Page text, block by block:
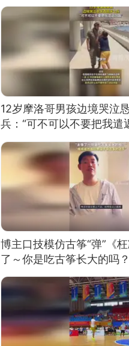
12岁摩洛哥男孩边境哭泣
兵：“可不可以不要把我遣
博主口技模仿古筝“弹”《
了～你是吃古筝长大的吗
位考级不带古筝的选手。”
日电讯）